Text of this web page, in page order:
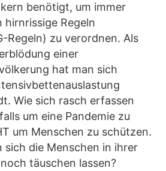
benötigt, um immer
hirnrissige Regeln
Regeln) zu verordnen. Als
einer
hat man sich
Wie sich rasch erfassen
um eine Pandemie zu
um Menschen zu schützen.
sich die Menschen in ihrer
täuschen lassen?